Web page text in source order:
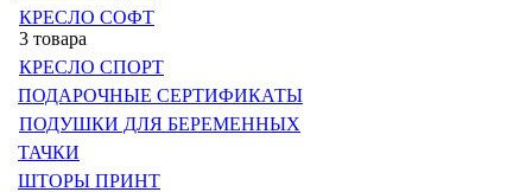
КРЕСЛО СОФТ
3 товара
КРЕСЛО СПОРТ
ПОДАРОЧНЫЕ СЕРТИФИКАТЫ
ПОДУШКИ ДЛЯ БЕРЕМЕННЫХ
ТАЧКИ
ШТОРЫ ПРИНТ